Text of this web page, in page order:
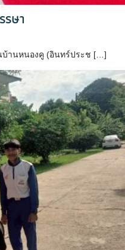
รษา
บ้านหนองคู (อินทร์ประช […]